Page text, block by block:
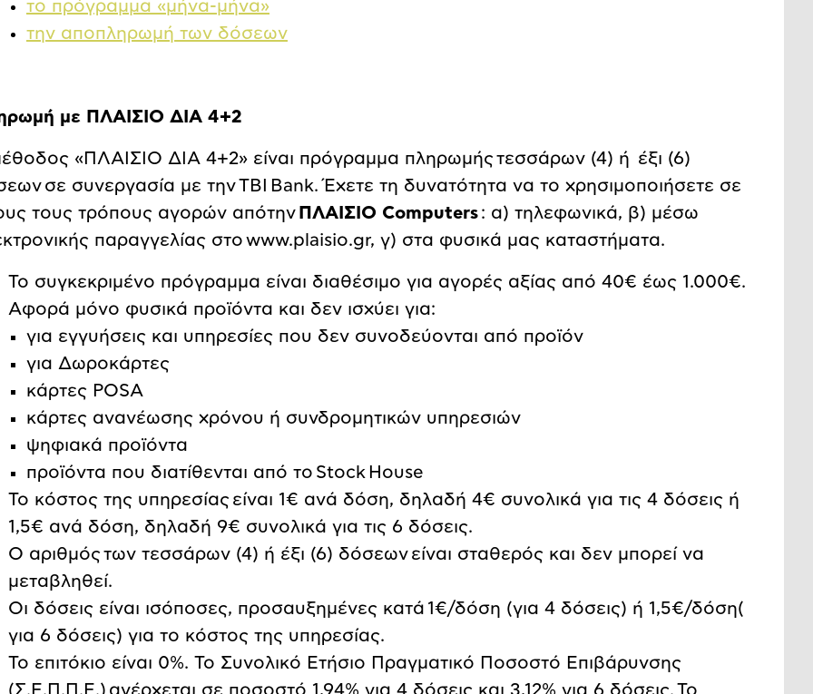
το πρόγραμμα «μήνα-μήνα»
την αποπληρωμή των δόσεων
με ΠΛΑΙΣΙΟ ΔΙΑ 4+2
«ΠΛΑΙΣΙΟ ΔΙΑ 4+2» είναι πρόγραμμα πληρωμής τεσσάρων (4) ή έξι (6)
σε συνεργασία με την TBI Bank. Έχετε τη δυνατότητα να το χρησιμοποιήσετε σε
τους τρόπους αγορών απότην ΠΛΑΙΣΙΟ Computers : α) τηλεφωνικά, β) μέσω
παραγγελίας στο www.plaisio.gr, γ) στα φυσικά μας καταστήματα.
Το συγκεκριμένο πρόγραμμα είναι διαθέσιμο για αγορές αξίας από 40€ έως 1.000€.
Αφορά μόνο φυσικά προϊόντα και δεν ισχύει για:
για εγγυήσεις και υπηρεσίες που δεν συνοδεύονται από προϊόν
για Δωροκάρτες
κάρτες POSA
κάρτες ανανέωσης χρόνου ή συνδρομητικών υπηρεσιών
ψηφιακά προϊόντα
προϊόντα που διατίθενται από το Stock House
Το κόστος της υπηρεσίας είναι 1€ ανά δόση, δηλαδή 4€ συνολικά για τις 4 δόσεις ή
1,5€ ανά δόση, δηλαδή 9€ συνολικά για τις 6 δόσεις.
Ο αριθμός των τεσσάρων (4) ή έξι (6) δόσεων είναι σταθερός και δεν μπορεί να
μεταβληθεί.
Οι δόσεις είναι ισόποσες, προσαυξημένες κατά 1€/δόση (για 4 δόσεις) ή 1,5€/δόση(
για 6 δόσεις) για το κόστος της υπηρεσίας.
Το επιτόκιο είναι 0%. Το Συνολικό Ετήσιο Πραγματικό Ποσοστό Επιβάρυνσης
(Σ.Ε.Π.Π.Ε.) ανέρχεται σε ποσοστό 1,94% για 4 δόσεις και 3,12% για 6 δόσεις. Το